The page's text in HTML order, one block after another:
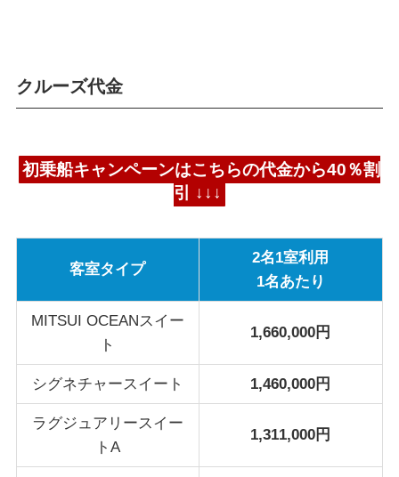
クルーズ代金
初乗船キャンペーンはこちらの代金から40％割
引 ↓↓↓
客室タイプ
2名1室利用
1名あたり
MITSUI OCEANスイー
ト
1,660,000円
シグネチャースイート 1,460,000円
ラグジュアリースイー
トA
1,311,000円